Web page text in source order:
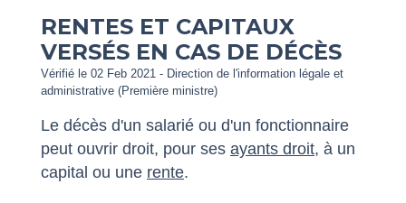
RENTES ET CAPITAUX
VERSÉS EN CAS DE DÉCÈS
Vérifié le 02 Feb 2021 - Direction de l'information légale et
administrative (Première ministre)
Le décès d'un salarié ou d'un fonctionnaire
peut ouvrir droit, pour ses ayants droit, à un
capital ou une rente.